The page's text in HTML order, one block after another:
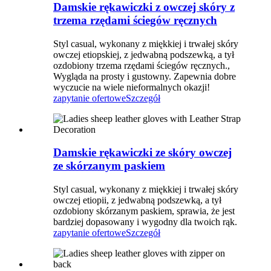
Damskie rękawiczki z owczej skóry z
trzema rzędami ściegów ręcznych
Styl casual, wykonany z miękkiej i trwałej skóry
owczej etiopskiej, z jedwabną podszewką, a tył
ozdobiony trzema rzędami ściegów ręcznych.,
Wygląda na prosty i gustowny. Zapewnia dobre
wyczucie na wiele nieformalnych okazji!
zapytanie ofertoweSzczegół
Damskie rękawiczki ze skóry owczej
ze skórzanym paskiem
Styl casual, wykonany z miękkiej i trwałej skóry
owczej etiopii, z jedwabną podszewką, a tył
ozdobiony skórzanym paskiem, sprawia, że ​​jest
bardziej dopasowany i wygodny dla twoich rąk.
zapytanie ofertoweSzczegół